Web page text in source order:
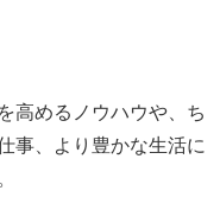
高めるノウハウや、ち
事、より豊かな生活に